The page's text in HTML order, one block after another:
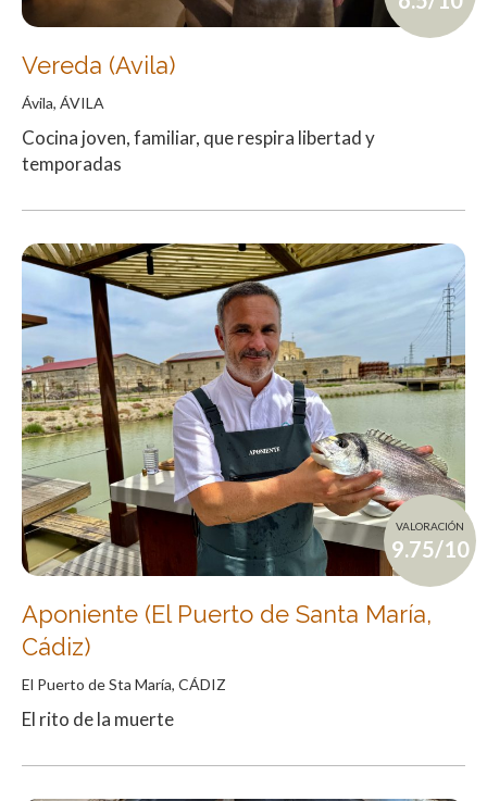
Vereda (Avila)
Ávila, ÁVILA
Cocina joven, familiar, que respira libertad y
temporadas
VALORACIÓN
9.75/10
Aponiente (El Puerto de Santa María,
Cádiz)
El Puerto de Sta María, CÁDIZ
El rito de la muerte